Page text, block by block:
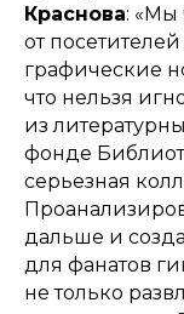
Краснова: «Мы
от
графические
что нельзя
из
фонде
серьезная
дальше и
для фанатов
не только